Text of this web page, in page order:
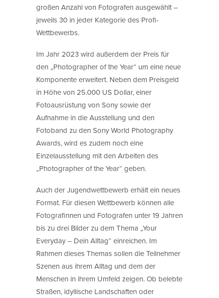
großen Anzahl von Fotografen ausgewählt –
jeweils 30 in jeder Kategorie des Profi-
Wettbewerbs.
Im Jahr 2023 wird außerdem der Preis für
den „Photographer of the Year“ um eine neue
Komponente erweitert. Neben dem Preisgeld
in Höhe von 25.000 US Dollar, einer
Fotoausrüstung von Sony sowie der
Aufnahme in die Ausstellung und den
Fotoband zu den Sony World Photography
Awards, wird es zudem noch eine
Einzelausstellung mit den Arbeiten des
„Photographer of the Year“ geben.
Auch der Jugendwettbewerb erhält ein neues
Format. Für diesen Wettbewerb können alle
Fotografinnen und Fotografen unter 19 Jahren
bis zu drei Bilder zu dem Thema „Your
Everyday – Dein Alltag“ einreichen. Im
Rahmen dieses Themas sollen die Teilnehmer
Szenen aus ihrem Alltag und dem der
Menschen in ihrem Umfeld zeigen. Ob belebte
Straßen, idyllische Landschaften oder